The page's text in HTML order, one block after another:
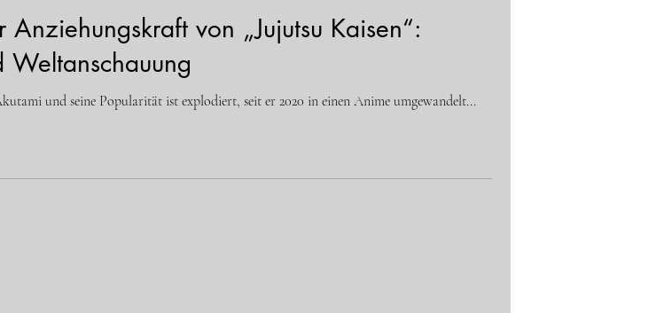
von „Jujutsu Kaisen“:
Weltanschauung
und seine Popularität ist explodiert, seit er 2020 in einen Anime umgewandelt...